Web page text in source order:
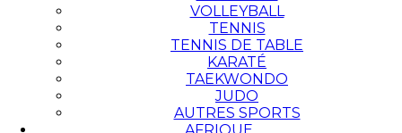
VOLLEYBALL
TENNIS
TENNIS DE TABLE
KARATÉ
TAEKWONDO
JUDO
AUTRES SPORTS